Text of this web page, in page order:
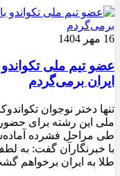
16 مهر 1404
عضو تیم ملی
ایران برمی‌گردم
تنها دختر نوجوان
ملی این رشته برای حضور
طی مراحل فشرده
با خبرنگارآن گفت: به
طلا به ایران برخواهم